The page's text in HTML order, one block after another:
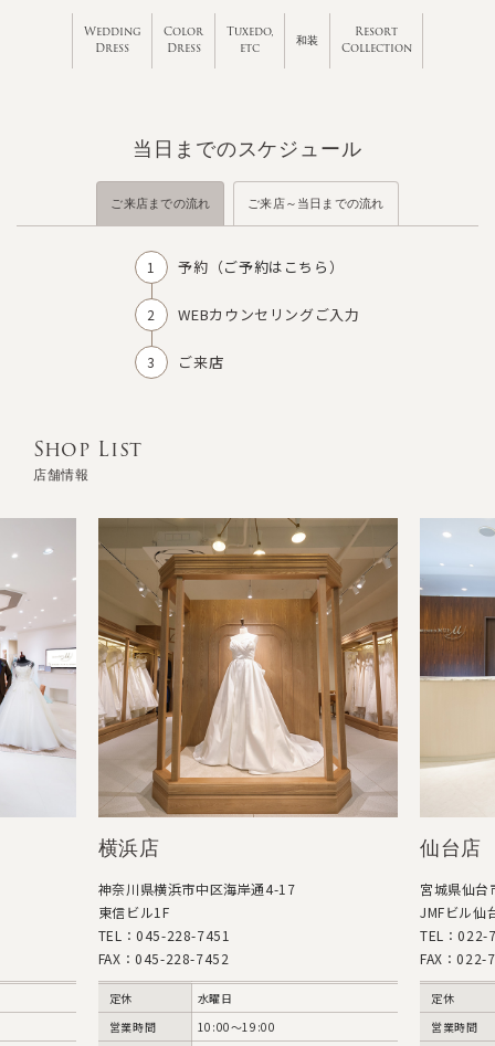
Wedding
Dress
Color
Dress
Tuxedo,
etc
和装
Resort
Collection
当日までのスケジュール
ご来店までの流れ ご来店～当日までの流れ
予約（ご予約はこちら）
WEBカウンセリングご入力
ご来店
Shop List
店舗情報
横浜店
神奈川県横浜市中区海岸通4-17
東信ビル1F
TEL：045-228-7451
FAX：045-228-7452
定休
水曜日
営業時間
10:00〜19:00
仙台店
宮城県仙
JMFビル仙
TEL：022-
FAX：022-
定休
営業時間